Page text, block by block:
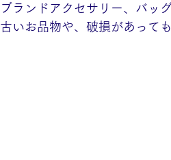
ブランドアクセサリー、バッ
古いお品物や、破損があって